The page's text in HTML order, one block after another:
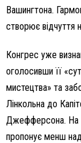
Вашингтона.
створює відчуття
Конгрес уже
оголосивши її
мистецтва» та
Лінкольна до
Джефферсона. На
пропонує менш